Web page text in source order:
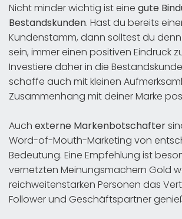
Nicht minder wichtig ist eine gute
Bestandskunden. Hast du bereits
Kundenstamm, dann solltest du
sein, immer einen positiven Eindruck
Investiere daher in die
schaffe auch mit kleinen
Zusammenhang mit deiner Marke
Auch externe Markenbotschafter
Word-of-Mouth-Marketing von
Bedeutung. Eine Empfehlung ist
vernetzten Meinungsmachern Gold
reichweitenstarken Personen das
Follower und Geschäftspartner